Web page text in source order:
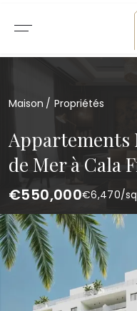
Maison Propriétés
Appartements
de Mer à Cala
€550,000€6,470/